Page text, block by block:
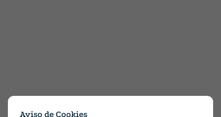
Aviso de Cookies